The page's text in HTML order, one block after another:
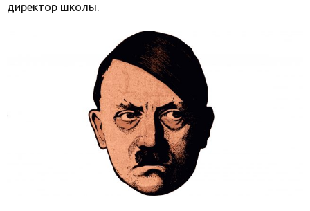
директор школы.